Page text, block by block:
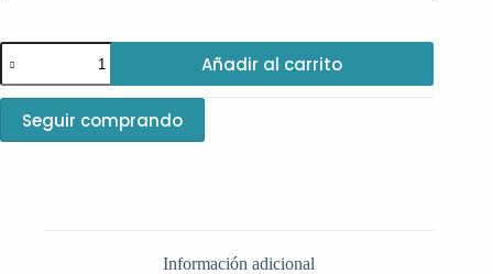
Añadir al carrito
Seguir comprando
Información adicional